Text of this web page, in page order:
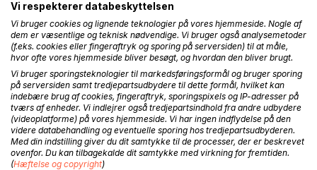
"Den danske kong Knud II blev under et bondeoprør 1086
myrdet i Skt. Albans kirke i Odense. År 1100 blev han
helgenkåret og hans jordiske rester overført til et fornemt
skrin og gravlagt i den nye stenkirke, der senere kaldtes
Skt. Knud. Da man i 1888 åbnede graven, kunne man
konstatere, at den havde været udsat for gravrøveri. Blandt
de få bevarede ting var Ørnetæppet. Det var sandsynligvis
fremstillet i Syditalien, hvorfra det må være sendt af Knuds
enke, der blev gift med Kong Roger af Apulien.”
Hvordan i alverden havnede Knud’s enke i Apulien, Italiens
Vi respekterer databeskyttelsen
Vi bruger cookies og lignende teknologier på vores hjemmeside. Nogle af
dem er væsentlige og teknisk nødvendige. Vi bruger også analysemetoder
(f.eks. cookies eller fingeraftryk og sporing på serversiden) til at måle,
hvor ofte vores hjemmeside bliver besøgt, og hvordan den bliver brugt.
Vi bruger sporingsteknologier til markedsføringsformål og bruger sporing
på serversiden samt tredjepartsudbydere til dette formål, hvilket kan
indebære brug af cookies, fingeraftryk, sporingspixels og IP-adresser på
tværs af enheder. Vi indlejrer også tredjepartsindhold fra andre udbydere
(videoplatforme) på vores hjemmeside. Vi har ingen indflydelse på den
videre databehandling og eventuelle sporing hos tredjepartsudbyderen.
Med din indstilling giver du dit samtykke til de processer, der er beskrevet
ovenfor. Du kan tilbagekalde dit samtykke med virkning for fremtiden.
(Hæftelse og copyright)